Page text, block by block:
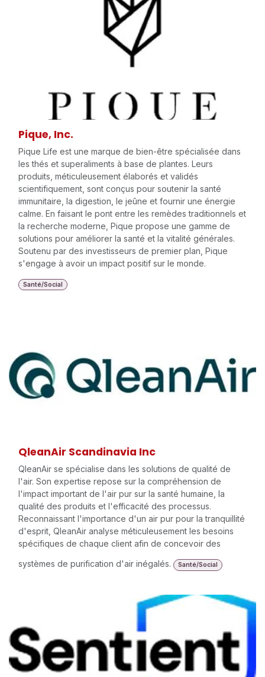
que l’accès à l’eau et à l’assainissement.
Miarintsoa soutient et développe aussi des méthodes,
outils et solutions organisationnelles, techniques et socio-
économiques favorisant des modes de vie et des
systèmes de gestion et de production alignés sur les
Pique, Inc.
Pique Life est une marque de bien-être spécialisée dans
produits, méticuleusement élaborés et validés
Soutenu par des investisseurs de premier plan, Pique
s'engage à avoir un impact positif sur le monde.
Santé/Social
QleanAir Scandinavia Inc
l'impact important de l'air pur sur la santé humaine, la
Reconnaissant l'importance d'un air pur pour la tranquillité
d'esprit, QleanAir analyse méticuleusement les besoins
spécifiques de chaque client afin de concevoir des
systèmes de purification d'air inégalés.